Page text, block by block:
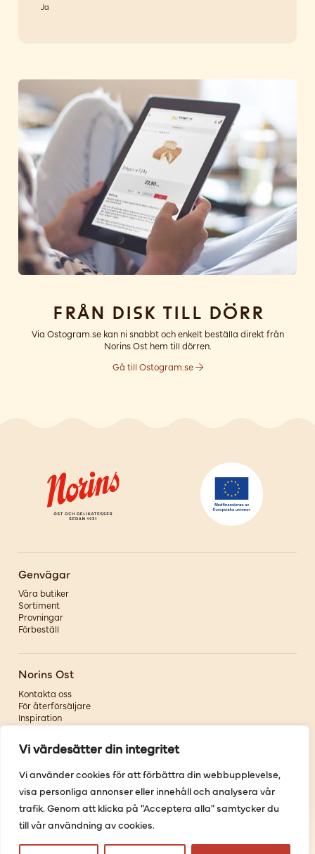
Vi värdesätter din integritet
Vi använder cookies för att förbättra din webbupplevelse,
visa personliga annonser eller innehåll och analysera vår
trafik. Genom att klicka på "Acceptera alla" samtycker du
till vår användning av cookies.
Ja
Från disk till dörr
Via Ostogram.se kan ni snabbt och enkelt beställa direkt från
Norins Ost hem till dörren.
Gå till Ostogram.se
Genvägar
Våra butiker
Sortiment
Provningar
Förbeställ
Norins Ost
Kontakta oss
För återförsäljare
Inspiration
Om oss
Följ oss
Facebook
Instagram
Youtube